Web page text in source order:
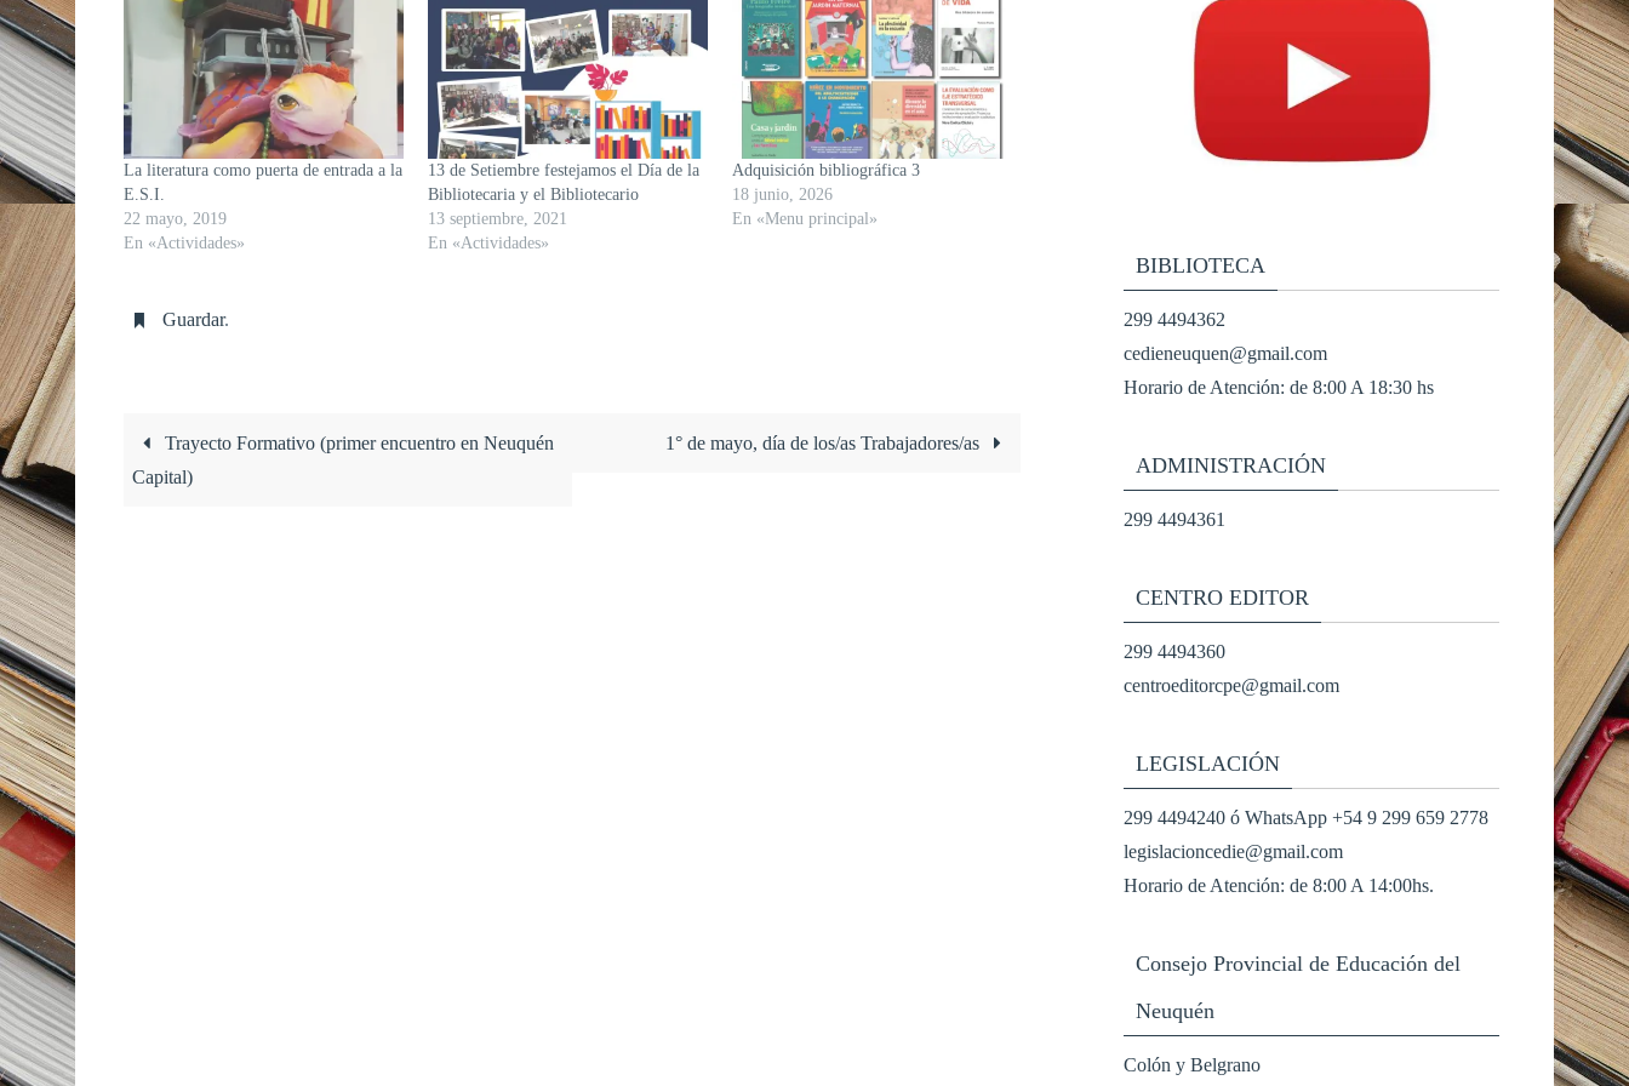
La literatura como puerta de entrada a la
E.S.I.
22 mayo, 2019
En «Actividades»
13 de Setiembre festejamos el Día de la
Bibliotecaria y el Bibliotecario
13 septiembre, 2021
En «Actividades»
Adquisición bibliográfica 3
18 junio, 2026
En «Menu principal»
Guardar.
Trayecto Formativo (primer encuentro en Neuquén
Capital)
1° de mayo, día de los/as Trabajadores/as
BIBLIOTECA
299 4494362
cedieneuquen@gmail.com
Horario de Atención: de 8:00 A 18:30 hs
ADMINISTRACIÓN
299 4494361
CENTRO EDITOR
299 4494360
centroeditorcpe@gmail.com
LEGISLACIÓN
299 4494240 ó WhatsApp +54 9 299 659 2778
legislacioncedie@gmail.com
Horario de Atención: de 8:00 A 14:00hs.
Consejo Provincial de Educación del
Neuquén
Colón y Belgrano